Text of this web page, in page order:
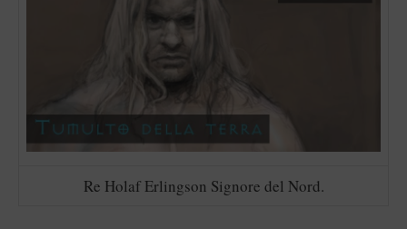
Re Holaf Erlingson Signore del Nord.